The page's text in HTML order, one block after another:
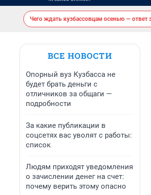
Чего ждать кузбассовцам осенью — ответ
ВСЕ НОВОСТИ
Опорный вуз Кузбасса не
будет брать деньги с
отличников за общаги —
подробности
За какие публикации в
соцсетях вас уволят с работы:
список
Людям приходят уведомления
о зачислении денег на счет:
почему верить этому опасно